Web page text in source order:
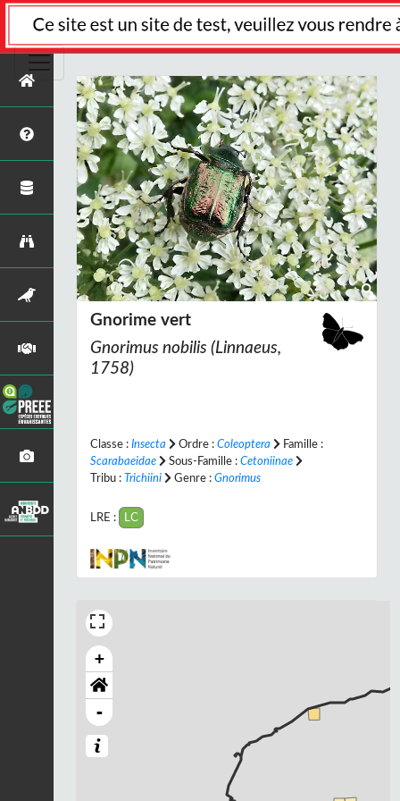
Gnorime vert
Gnorimus nobilis (Linnaeus,
1758)
Classe : Insecta Ordre : Coleoptera
Famille :
Scarabaeidae
Sous-Famille : Cetoniinae
Tribu : Trichiini Genre : Gnorimus
LRE : LC
+
-